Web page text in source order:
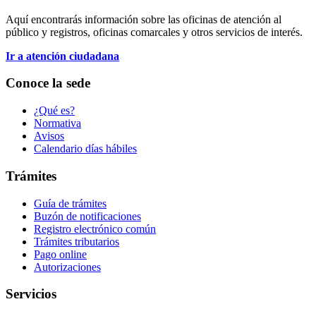
Aquí encontrarás información sobre las oficinas de atención al
público y registros, oficinas comarcales y otros servicios de interés.
Ir a atención ciudadana
Conoce la sede
¿Qué es?
Normativa
Avisos
Calendario días hábiles
Trámites
Guía de trámites
Buzón de notificaciones
Registro electrónico común
Trámites tributarios
Pago online
Autorizaciones
Servicios